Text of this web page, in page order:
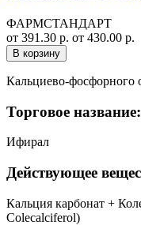
ФАРМСТАНДАРТ
от 391.30 р. от 430.00 р.
В корзину
Кальциево-фосфорного
Торговое название:
Ифирал
Действующее
Кальция карбонат +
Colecalciferol)